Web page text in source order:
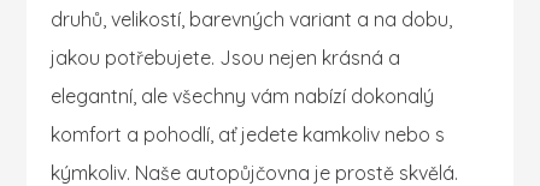
druhů, velikostí, barevných variant a na dobu,
jakou potřebujete. Jsou nejen krásná a
elegantní, ale všechny vám nabízí dokonalý
komfort a pohodlí, ať jedete kamkoliv nebo s
kýmkoliv. Naše autopůjčovna je prostě skvělá.